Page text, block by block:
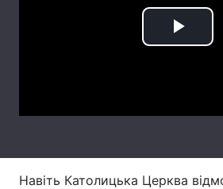
Лонгріди
Play
Навіть Католицька Церква